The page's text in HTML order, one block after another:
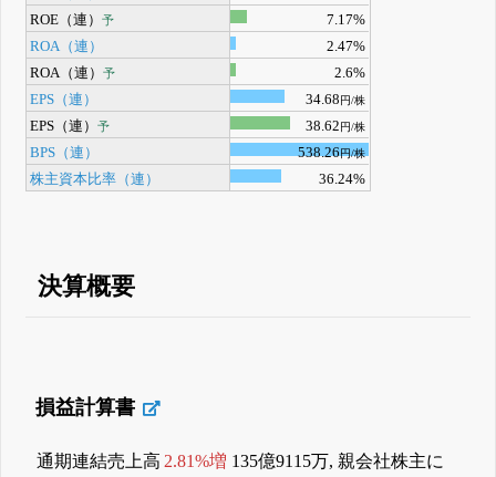
ROE（連）予
7.17%
ROA（連）
2.47%
ROA（連）予
2.6%
EPS（連）
34.68円/株
EPS（連）予 38.62円/株
BPS（連） 538.26円/株
株主資本比率（連） 36.24%
決算概要
損益計算書
通期連結売上高 2.81%増 135億9115万, 親会社株主に